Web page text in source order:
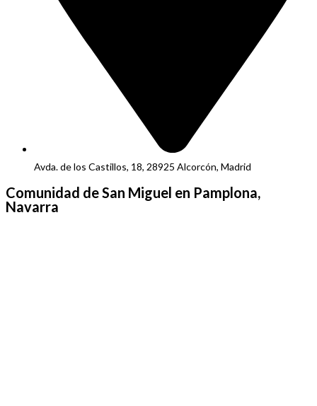
Avda. de los Castillos, 18, 28925 Alcorcón, Madrid
Comunidad de San Miguel en Pamplona,
Navarra